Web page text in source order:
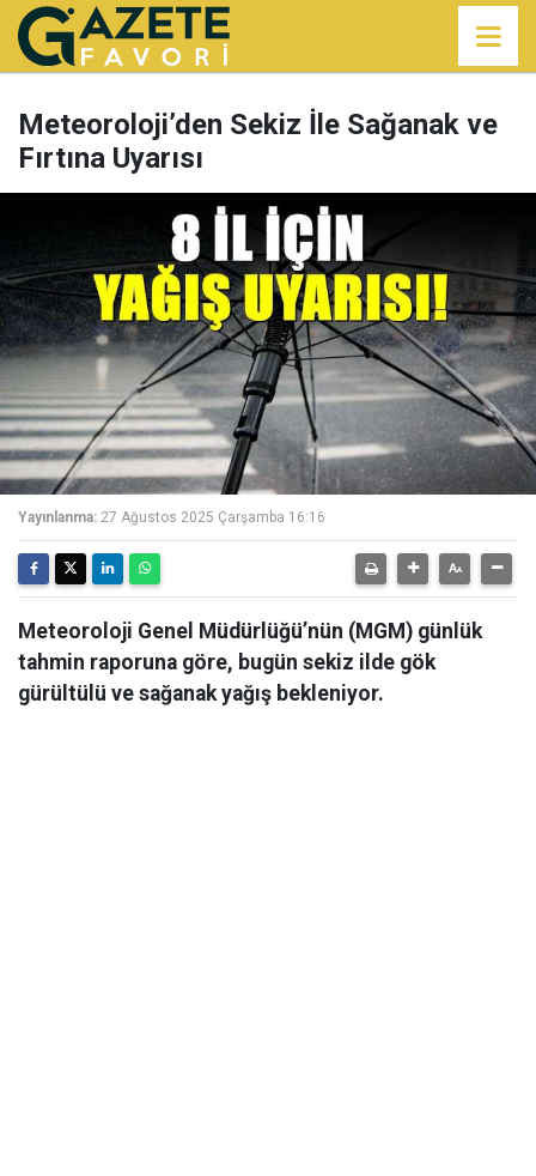
Meteoroloji’den Sekiz İle Sağanak ve
Fırtına Uyarısı
Yayınlanma: 27 Ağustos 2025 Çarşamba 16:16
Meteoroloji Genel Müdürlüğü’nün (MGM) günlük
tahmin raporuna göre, bugün sekiz ilde gök
gürültülü ve sağanak yağış bekleniyor.